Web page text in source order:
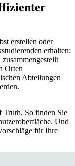
erstellen oder
erhalten:
Orten
Abteilungen
Truth. So finden Sie
Und
für Ihre